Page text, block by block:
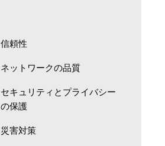
信頼性
ネットワークの品質
セキュリティとプライバシー
の保護
災害対策